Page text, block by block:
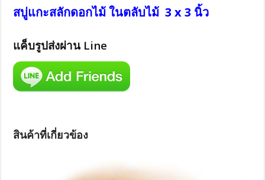
สบู่แกะสลักดอกไม้ ในตลับไม้ 3 x 3 นิ้ว
แค็บรูปส่งผ่าน Line
สินค้าที่เกี่ยวข้อง